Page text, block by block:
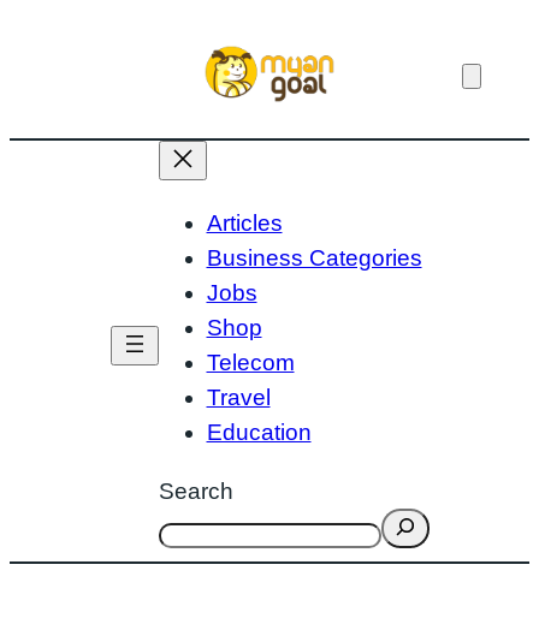
Articles
Business Categories
Jobs
Shop
Telecom
Travel
Education
Search